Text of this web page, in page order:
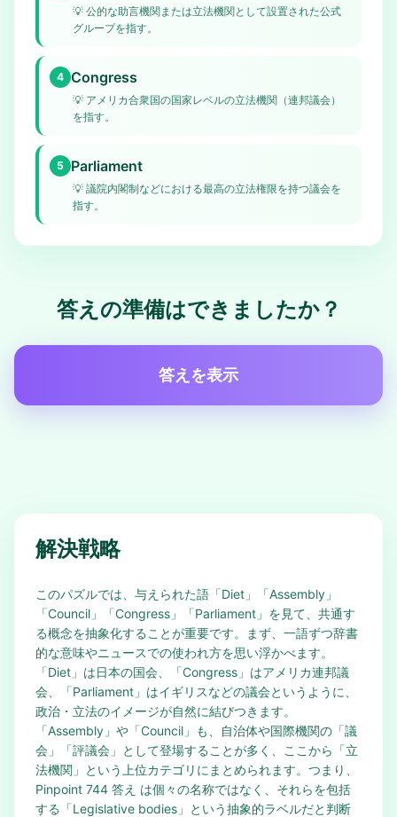
💡 公的な助言機関または立法機関として設置された公式
グループを指す。
4 Congress
💡 アメリカ合衆国の国家レベルの立法機関（連邦議会）
を指す。
5 Parliament
💡 議院内閣制などにおける最高の立法権限を持つ議会を
指す。
答えの準備はできましたか？
答えを表示
解決戦略
このパズルでは、与えられた語「Diet」「Assembly」
「Council」「Congress」「Parliament」を見て、共通す
る概念を抽象化することが重要です。まず、一語ずつ辞書
的な意味やニュースでの使われ方を思い浮かべます。
「Diet」は日本の国会、「Congress」はアメリカ連邦議
会、「Parliament」はイギリスなどの議会というように、
政治・立法のイメージが自然に結びつきます。
「Assembly」や「Council」も、自治体や国際機関の「議
会」「評議会」として登場することが多く、ここから「立
法機関」という上位カテゴリにまとめられます。つまり、
Pinpoint 744 答え は個々の名称ではなく、それらを包括
する「Legislative bodies」という抽象的ラベルだと判断